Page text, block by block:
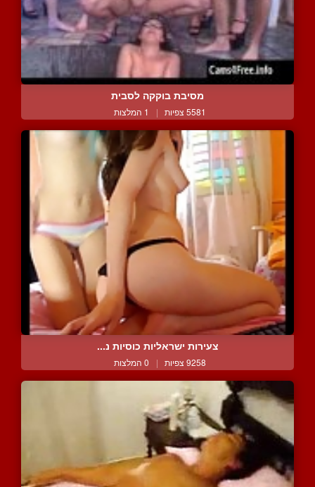
מסיבת בוקקה לסבית
5581 צפיות | 1 המלצות
צעירות ישראליות כוסיות נ...
9258 צפיות | 0 המלצות